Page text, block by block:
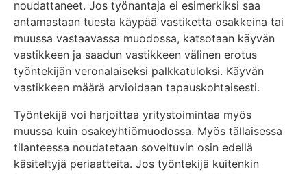
noudattaneet. Jos työnantaja ei esimerkiksi saa
antamastaan tuesta käypää vastiketta osakkeina tai
muussa vastaavassa muodossa, katsotaan käyvän
vastikkeen ja saadun vastikkeen välinen erotus
työntekijän veronalaiseksi palkkatuloksi. Käyvän
vastikkeen määrä arvioidaan tapauskohtaisesti.
Työntekijä voi harjoittaa yritystoimintaa myös
muussa kuin osakeyhtiömuodossa. Myös tällaisessa
tilanteessa noudatetaan soveltuvin osin edellä
käsiteltyjä periaatteita. Jos työntekijä kuitenkin